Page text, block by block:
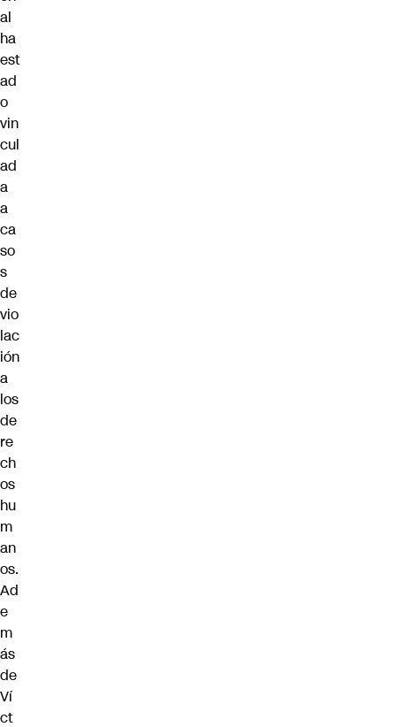
al
ha
est
ad
o
vin
cul
ad
a
a
ca
so
s
de
vio
lac
ión
a
los
de
re
ch
os
hu
m
an
os.
Ad
e
m
ás
de
Ví
ct